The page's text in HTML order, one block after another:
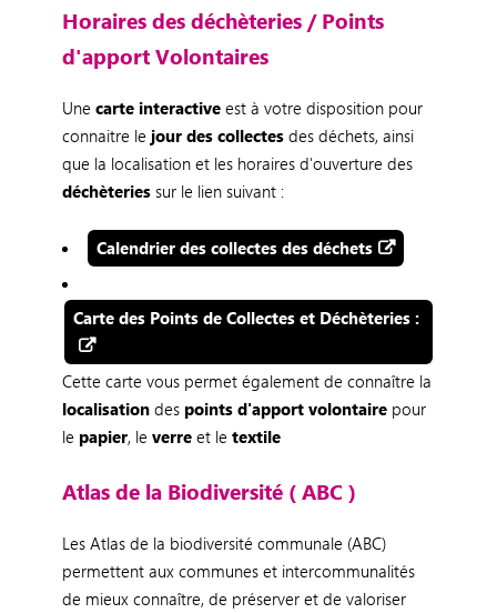
Horaires des déchèteries / Points
d'apport Volontaires
Une carte interactive est à votre disposition pour
connaitre le jour des collectes des déchets, ainsi
que la localisation et les horaires d'ouverture des
déchèteriessur le lien suivant :
Calendrier des collectes des déchets
Carte des Points de Collectes et Déchèteries :
Cette carte vous permet également de connaître la
localisation despoints d'apport volontairepour
le papier, le verre et le textile
Atlas de la Biodiversité ( ABC )
Les Atlas de la biodiversité communale (ABC)
permettent aux communes et intercommunalités
de mieux connaître, de préserver et de valoriser